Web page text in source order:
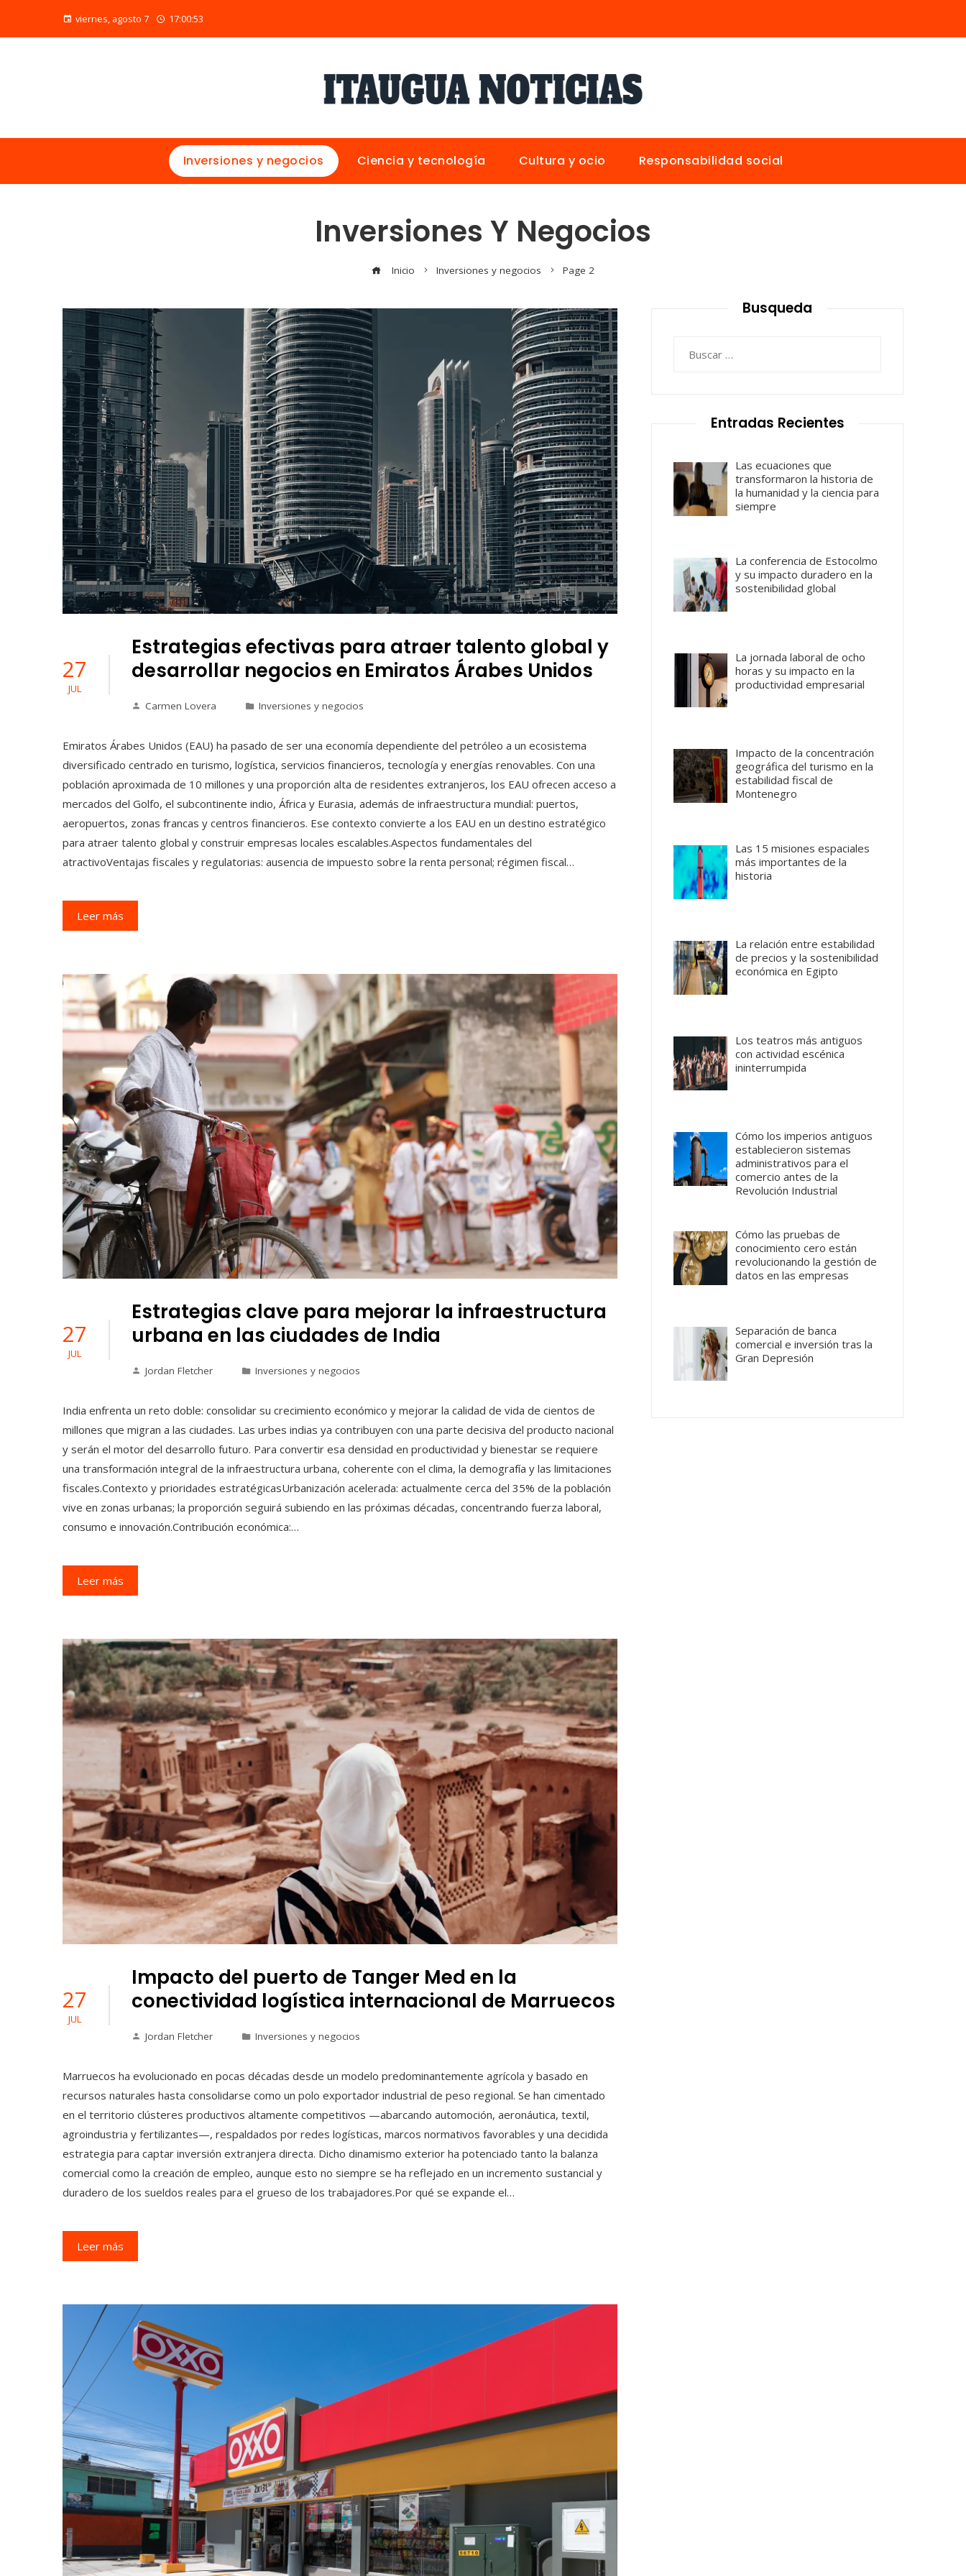
viernes, agosto 7 17:00:55
Inversiones y negocios Ciencia y tecnología Cultura y ocio Responsabilidad social
Inversiones Y Negocios
Inicio Inversiones y negocios Page 2
27
JUL
Estrategias efectivas para atraer talento global y
desarrollar negocios en Emiratos Árabes Unidos
Carmen Lovera Inversiones y negocios
Emiratos Árabes Unidos (EAU) ha pasado de ser una economía dependiente del petróleo a un ecosistema
diversificado centrado en turismo, logística, servicios financieros, tecnología y energías renovables. Con una
población aproximada de 10 millones y una proporción alta de residentes extranjeros, los EAU ofrecen acceso a
mercados del Golfo, el subcontinente indio, África y Eurasia, además de infraestructura mundial: puertos,
aeropuertos, zonas francas y centros financieros. Ese contexto convierte a los EAU en un destino estratégico
para atraer talento global y construir empresas locales escalables.Aspectos fundamentales del
atractivoVentajas fiscales y regulatorias: ausencia de impuesto sobre la renta personal; régimen fiscal…
Leer más
27
JUL
Estrategias clave para mejorar la infraestructura
urbana en las ciudades de India
Jordan Fletcher Inversiones y negocios
India enfrenta un reto doble: consolidar su crecimiento económico y mejorar la calidad de vida de cientos de
millones que migran a las ciudades. Las urbes indias ya contribuyen con una parte decisiva del producto nacional
y serán el motor del desarrollo futuro. Para convertir esa densidad en productividad y bienestar se requiere
una transformación integral de la infraestructura urbana, coherente con el clima, la demografía y las limitaciones
fiscales.Contexto y prioridades estratégicasUrbanización acelerada: actualmente cerca del 35% de la población
vive en zonas urbanas; la proporción seguirá subiendo en las próximas décadas, concentrando fuerza laboral,
consumo e innovación.Contribución económica:…
Leer más
27
JUL
Impacto del puerto de Tanger Med en la
conectividad logística internacional de Marruecos
Jordan Fletcher Inversiones y negocios
Marruecos ha evolucionado en pocas décadas desde un modelo predominantemente agrícola y basado en
recursos naturales hasta consolidarse como un polo exportador industrial de peso regional. Se han cimentado
en el territorio clústeres productivos altamente competitivos —abarcando automoción, aeronáutica, textil,
agroindustria y fertilizantes—, respaldados por redes logísticas, marcos normativos favorables y una decidida
estrategia para captar inversión extranjera directa. Dicho dinamismo exterior ha potenciado tanto la balanza
comercial como la creación de empleo, aunque esto no siempre se ha reflejado en un incremento sustancial y
duradero de los sueldos reales para el grueso de los trabajadores.Por qué se expande el…
Leer más
Busqueda
Entradas Recientes
Las ecuaciones que
transformaron la historia de
la humanidad y la ciencia para
siempre
La conferencia de Estocolmo
y su impacto duradero en la
sostenibilidad global
La jornada laboral de ocho
horas y su impacto en la
productividad empresarial
Impacto de la concentración
geográfica del turismo en la
estabilidad fiscal de
Montenegro
Las 15 misiones espaciales
más importantes de la
historia
La relación entre estabilidad
de precios y la sostenibilidad
económica en Egipto
Los teatros más antiguos
con actividad escénica
ininterrumpida
Cómo los imperios antiguos
establecieron sistemas
administrativos para el
comercio antes de la
Revolución Industrial
Cómo las pruebas de
conocimiento cero están
revolucionando la gestión de
datos en las empresas
Separación de banca
comercial e inversión tras la
Gran Depresión